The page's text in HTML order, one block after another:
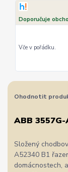
Doporučuje
Vče v pořádku.
Ohodnotit
ABB
Složený
A52340 B1
domácnostech,